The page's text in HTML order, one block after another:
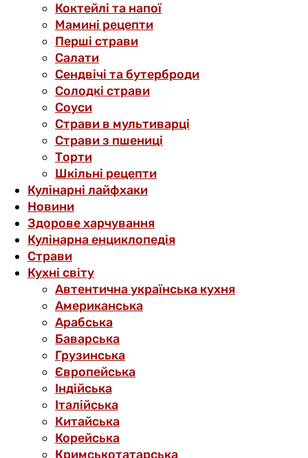
Коктейлі та напої
Мамині рецепти
Перші страви
Салати
Сендвічі та бутерброди
Солодкі страви
Соуси
Страви в мультиварці
Страви з пшениці
Торти
Шкільні рецепти
Кулінарні лайфхаки
Новини
Здорове харчування
Кулінарна енциклопедія
Страви
Кухні світу
Автентична українська кухня
Американська
Арабська
Баварська
Грузинська
Європейська
Індійська
Італійська
Китайська
Корейська
Кримськотатарська